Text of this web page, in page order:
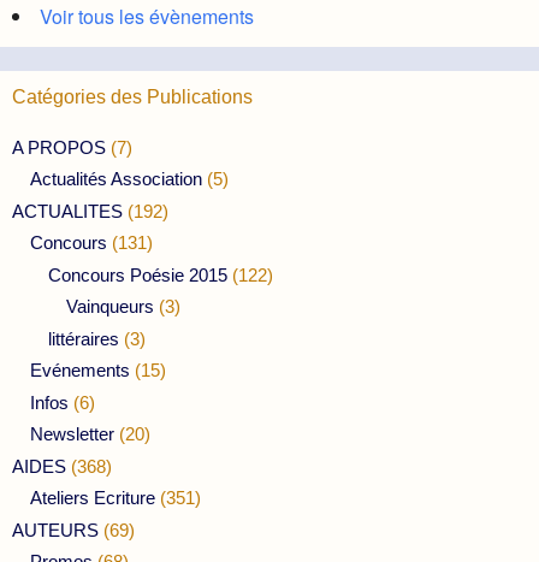
Voir tous les évènements
Catégories des Publications
A PROPOS (7)
Actualités Association (5)
ACTUALITES (192)
Concours (131)
Concours Poésie 2015 (122)
Vainqueurs (3)
littéraires (3)
Evénements (15)
Infos (6)
Newsletter (20)
AIDES (368)
Ateliers Ecriture (351)
AUTEURS (69)